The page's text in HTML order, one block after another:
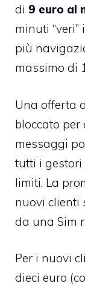
di 9 euro al
minuti “veri”
più
massimo di
Una offerta
bloccato per
messaggi
tutti i gestori
limiti. La
nuovi clienti
da una Sim
Per i nuovi
dieci euro